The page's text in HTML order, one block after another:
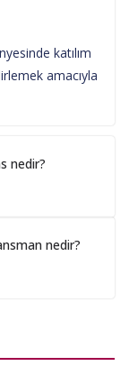
katılım
amacıyla
nedir?
nedir?